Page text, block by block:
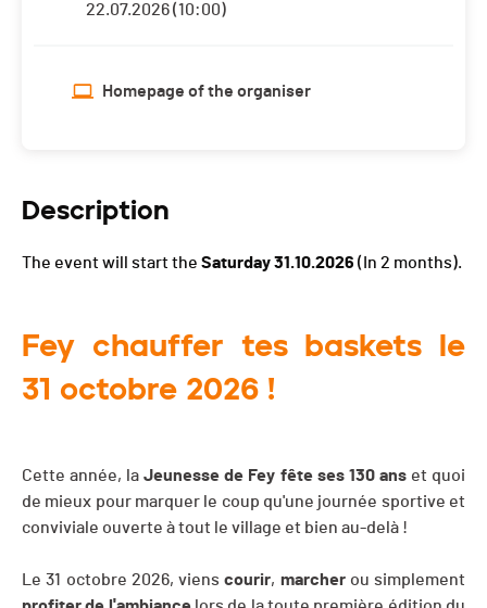
22.07.2026 (10:00)
Homepage of the organiser
Description
The event will start the Saturday 31.10.2026 (In 2 months).
Fey chauffer tes baskets le
31 octobre 2026 !
Cette année, laJeunesse de Fey fête ses 130 anset quoi
de mieux pour marquer le coup qu'une journée sportive et
conviviale ouverte à tout le village et bien au-delà !
Le 31 octobre 2026, vienscourir, marcherou simplement